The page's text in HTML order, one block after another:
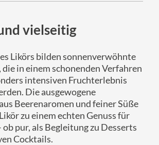
vielseitig
Likörs bilden sonnenverwöhnte
in einem schonenden Verfahren
intensiven Fruchterlebnis
Die ausgewogene
Beerenaromen und feiner Süße
zu einem echten Genuss für
ob pur, als Begleitung zu Desserts
Cocktails.